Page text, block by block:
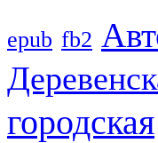
epub fb2
городская